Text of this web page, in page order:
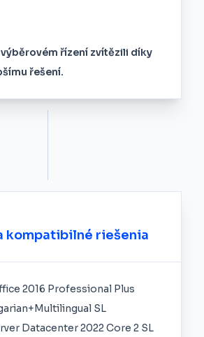
řízení zvítězili díky
řešení.
kompatibilné riešenia
2016 Professional Plus
SL
Datacenter 2022 Core 2 SL